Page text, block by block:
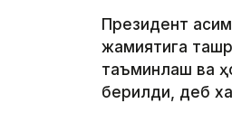
Президент
жамиятига
таъминлаш ва
берилди, деб